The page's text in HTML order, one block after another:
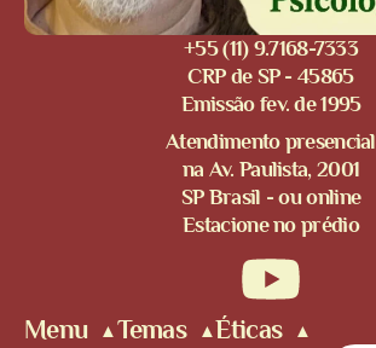
+55 (11) 9.7168-7333
CRP de SP - 45865
Emissão fev. de 1995
Atendimento presencial
na Av. Paulista, 2001
SP Brasil - ou online
Estacione no prédio
Menu Temas Éticas